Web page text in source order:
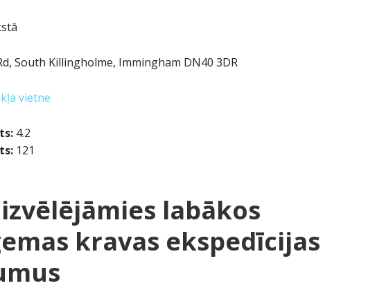
South Killingholme, Immingham DN40 3DR
vietne
4.2
121
labākos
kravas ekspedīcijas